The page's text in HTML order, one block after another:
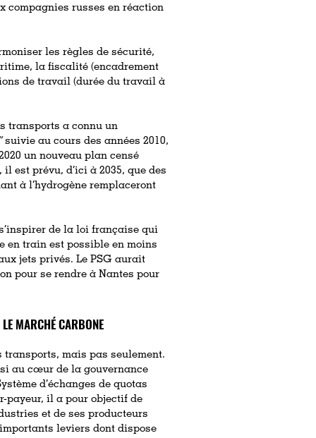
compagnies russes en réaction
les règles de sécurité,
la fiscalité (encadrement
de travail (durée du travail à
transports a connu un
suivie au cours des années 2010,
un nouveau plan censé
est prévu, d’ici à 2035, que des
à l’hydrogène remplaceront
de la loi française qui
en train est possible en moins
jets privés. Le PSG aurait
pour se rendre à Nantes pour
MARCHÉ CARBONE
mais pas seulement.
au cœur de la gouvernance
d’échanges de quotas
payeur, il a pour objectif de
et de ses producteurs
leviers dont dispose